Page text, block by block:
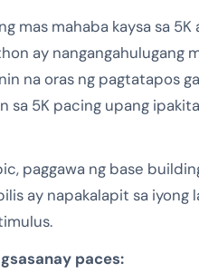
mahaba kaysa sa 5K
ay nangangahulugang
na oras ng pagtatapos
sa 5K pacing upang
paggawa ng base
ay napakalapit sa
paces: